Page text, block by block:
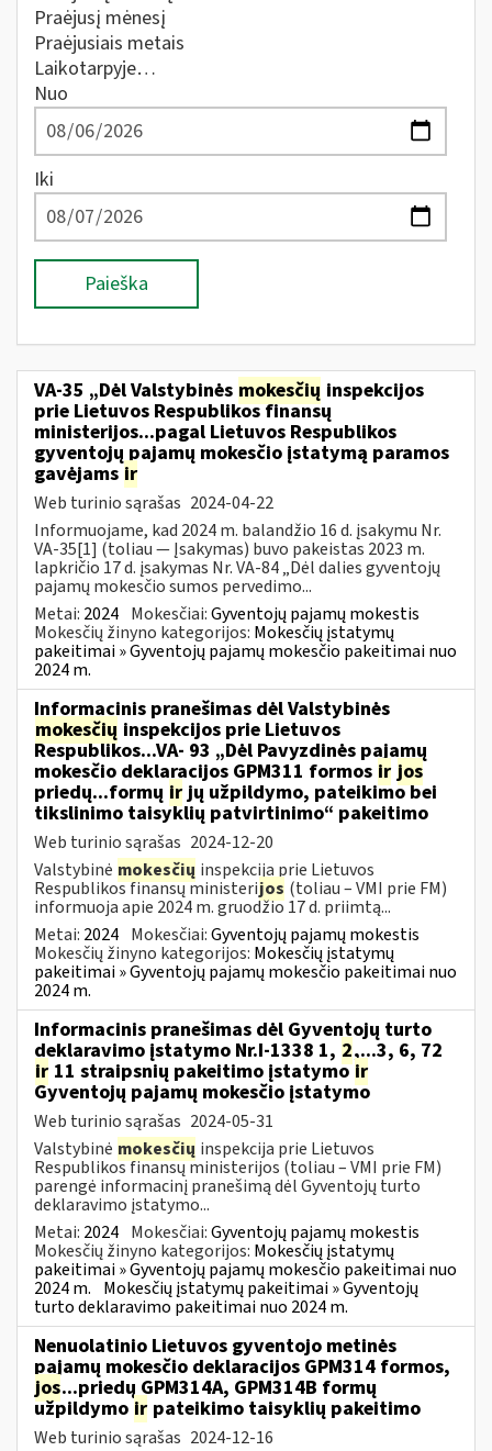
Praėjusį mėnesį
Praėjusiais metais
Laikotarpyje…
Nuo
Iki
Paieška
VA-35 „Dėl Valstybinės mokesčių inspekcijos
prie Lietuvos Respublikos finansų
ministerijos...pagal Lietuvos Respublikos
gyventojų pajamų mokesčio įstatymą paramos
gavėjams ir
Web turinio sąrašas 2024-04-22
Informuojame, kad 2024 m. balandžio 16 d. įsakymu Nr.
VA-35[1] (toliau — Įsakymas) buvo pakeistas 2023 m.
lapkričio 17 d. įsakymas Nr. VA-84 „Dėl dalies gyventojų
pajamų mokesčio sumos pervedimo...
Metai: 2024 Mokesčiai:Gyventojų pajamų mokestis
Mokesčių žinyno kategorijos: Mokesčių įstatymų
pakeitimai » Gyventojų pajamų mokesčio pakeitimai nuo
2024 m.
Informacinis pranešimas dėl Valstybinės
mokesčių inspekcijos prie Lietuvos
Respublikos...VA- 93 „Dėl Pavyzdinės pajamų
mokesčio deklaracijos GPM311 formos ir jos
priedų...formų irjų užpildymo, pateikimo bei
tikslinimo taisyklių patvirtinimo“ pakeitimo
Web turinio sąrašas 2024-12-20
Valstybinė mokesčių inspekcija prie Lietuvos
Respublikos finansų ministerijos (toliau – VMI prie FM)
informuoja apie 2024 m. gruodžio 17 d. priimtą...
Metai: 2024 Mokesčiai:Gyventojų pajamų mokestis
Mokesčių žinyno kategorijos: Mokesčių įstatymų
pakeitimai » Gyventojų pajamų mokesčio pakeitimai nuo
2024 m.
Informacinis pranešimas dėl Gyventojų turto
deklaravimo įstatymo Nr.I-1338 1, 2,...3, 6, 72
ir 11 straipsnių pakeitimo įstatymoir
Gyventojų pajamų mokesčio įstatymo
Web turinio sąrašas 2024-05-31
Valstybinė mokesčių inspekcija prie Lietuvos
Respublikos finansų ministerijos (toliau – VMI prie FM)
parengė informacinį pranešimą dėl Gyventojų turto
deklaravimo įstatymo...
Metai: 2024 Mokesčiai:Gyventojų pajamų mokestis
Mokesčių žinyno kategorijos: Mokesčių įstatymų
pakeitimai » Gyventojų pajamų mokesčio pakeitimai nuo
2024 m. Mokesčių įstatymų pakeitimai » Gyventojų
turto deklaravimo pakeitimai nuo 2024 m.
Nenuolatinio Lietuvos gyventojo metinės
pajamų mokesčio deklaracijos GPM314 formos,
jos...priedų GPM314A, GPM314B formų
užpildymo ir pateikimo taisyklių pakeitimo
Web turinio sąrašas 2024-12-16